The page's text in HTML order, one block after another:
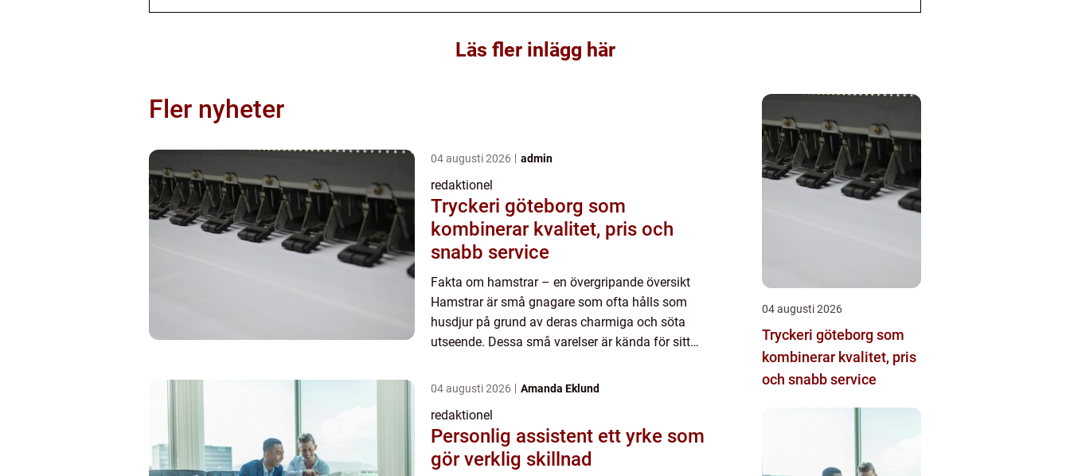
Läs fler inlägg här
Fler nyheter
04 augusti 2026 admin
redaktionel
Tryckeri göteborg som
kombinerar kvalitet, pris och
snabb service
Fakta om hamstrar – en övergripande översikt
Hamstrar är små gnagare som ofta hålls som
husdjur på grund av deras charmiga och söta
utseende. Dessa små varelser är kända för sitt
samla mat och ma...
04 augusti 2026 Amanda Eklund
redaktionel
Personlig assistent ett yrke som
gör verklig skillnad
04 augusti 2026
Tryckeri göteborg som
kombinerar kvalitet, pris
och snabb service